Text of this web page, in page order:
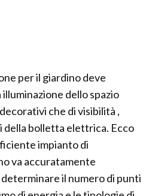
per il giardino deve
dello spazio
che di visibilità ,
della bolletta elettrica. Ecco
impianto di
va accuratamente
il numero di punti